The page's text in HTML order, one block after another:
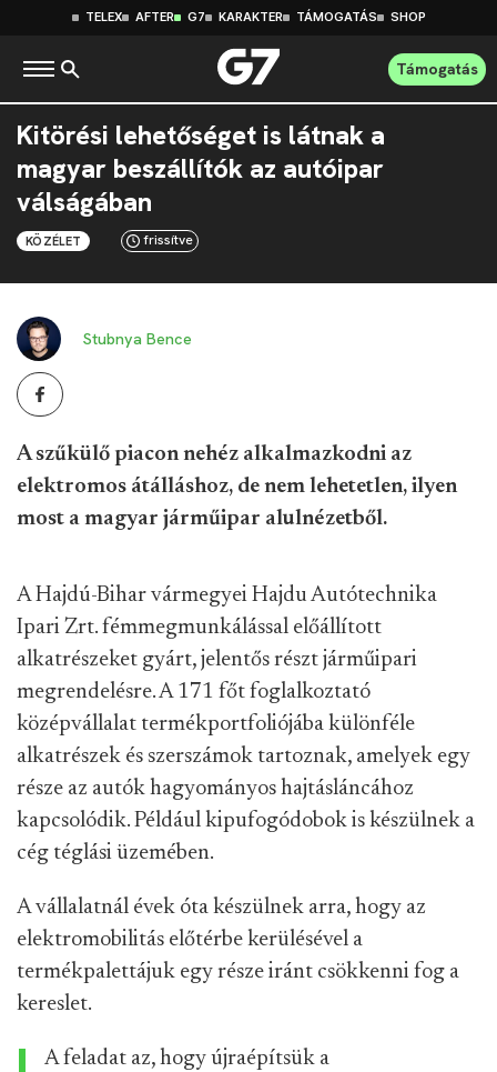
TELEX AFTER G7 KARAKTER TÁMOGATÁS SHOP
Támogatás
Kitörési lehetőséget is látnak a
magyar beszállítók az autóipar
válságában
KÖZÉLET frissítve
Stubnya Bence
A szűkülő piacon nehéz alkalmazkodni az
elektromos átálláshoz, de nem lehetetlen, ilyen
most a magyar járműipar alulnézetből.
A Hajdú-Bihar vármegyei Hajdu Autótechnika
Ipari Zrt. fémmegmunkálással előállított
alkatrészeket gyárt, jelentős részt járműipari
megrendelésre. A 171 főt foglalkoztató
középvállalat termékportfoliójába különféle
alkatrészek és szerszámok tartoznak, amelyek egy
része az autók hagyományos hajtásláncához
kapcsolódik. Például kipufogódobok is készülnek a
cég téglási üzemében.
A vállalatnál évek óta készülnek arra, hogy az
elektromobilitás előtérbe kerülésével a
termékpalettájuk egy része iránt csökkenni fog a
kereslet.
A feladat az, hogy újraépítsük a